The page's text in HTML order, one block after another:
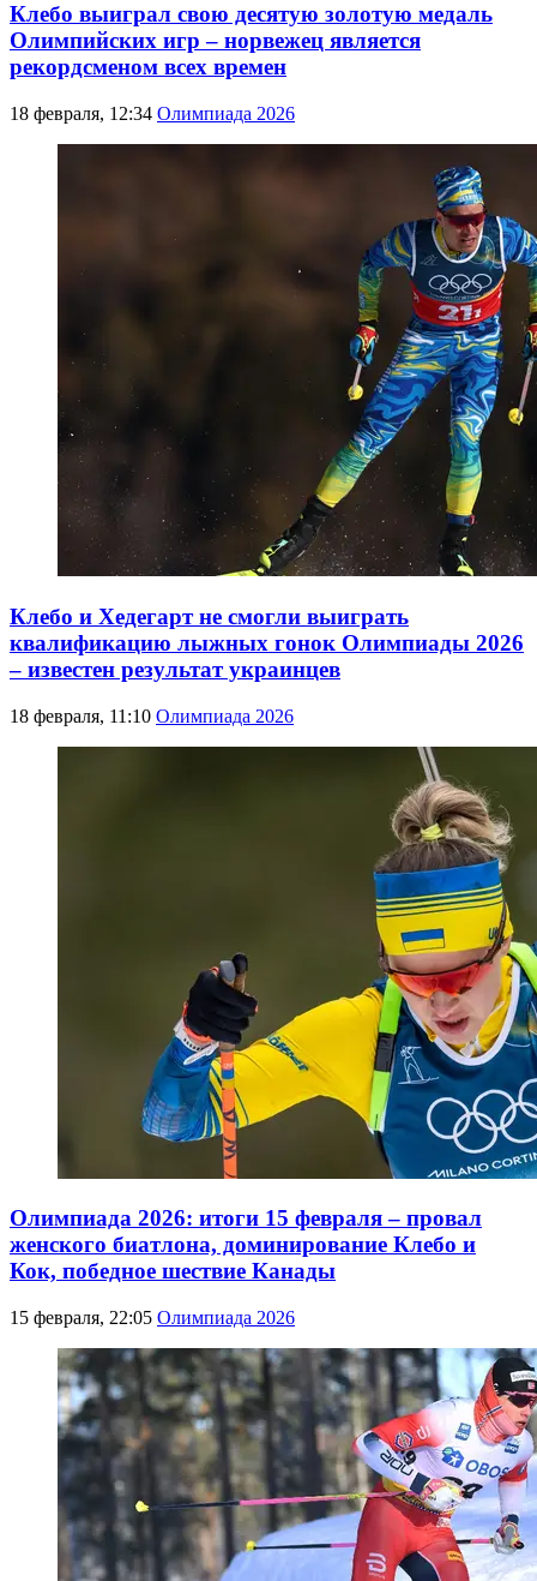
Клебо выиграл свою десятую золотую медаль
Олимпийских игр – норвежец является
рекордсменом всех времен
18 февраля, 12:34 Олимпиада 2026
Клебо и Хедегарт не смогли выиграть
квалификацию лыжных гонок Олимпиады 2026
– известен результат украинцев
18 февраля, 11:10 Олимпиада 2026
Олимпиада 2026: итоги 15 февраля – провал
женского биатлона, доминирование Клебо и
Кок, победное шествие Канады
15 февраля, 22:05 Олимпиада 2026